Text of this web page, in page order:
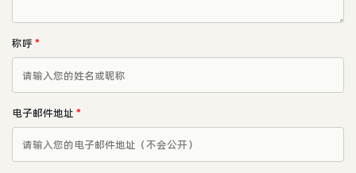
称呼*
电子邮件地址 *